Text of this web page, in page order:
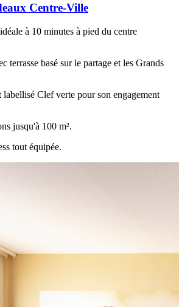
Centre-Ville
à 10 minutes à pied du centre
terrasse basé sur le partage et les Grands
labellisé Clef verte pour son engagement
jusqu'à 100 m².
tout équipée.